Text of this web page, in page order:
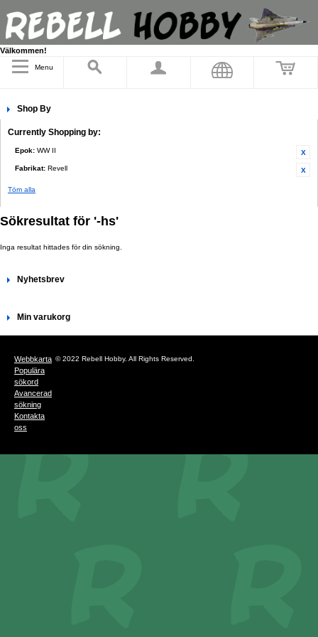
Välkommen!
Menu
Shop By
Currently Shopping by:
Epok: WW II
Fabrikat: Revell
Töm alla
Sökresultat för '-hs'
Inga resultat hittades för din sökning.
Nyhetsbrev
Min varukorg
Webbkarta
Populära
sökord
Avancerad
sökning
Kontakta
oss
© 2022 Rebell Hobby. All Rights Reserved.